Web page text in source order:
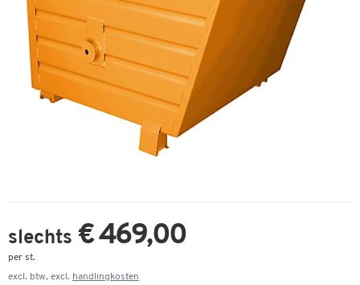
slechts € 469,00
per st.
excl. btw, excl. handlingkosten